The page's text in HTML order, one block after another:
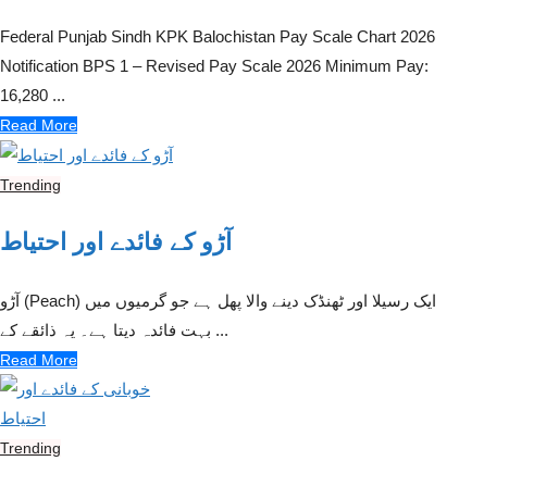
Federal Punjab Sindh KPK Balochistan Pay Scale Chart 2026
Notification BPS 1 – Revised Pay Scale 2026 Minimum Pay:
16,280 ...
Read More
Trending
آڑو کے فائدے اور احتیاط
آڑو (Peach) ایک رسیلا اور ٹھنڈک دینے والا پھل ہے جو گرمیوں میں
بہت فائدہ دیتا ہے۔ یہ ذائقے کے ...
Read More
Trending